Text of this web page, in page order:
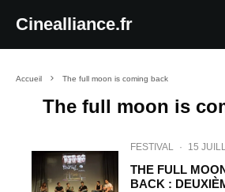
Cinealliance.fr
Accueil The full moon is coming back
The full moon is
FESTIVAL · 15
THE FULL
BACK :